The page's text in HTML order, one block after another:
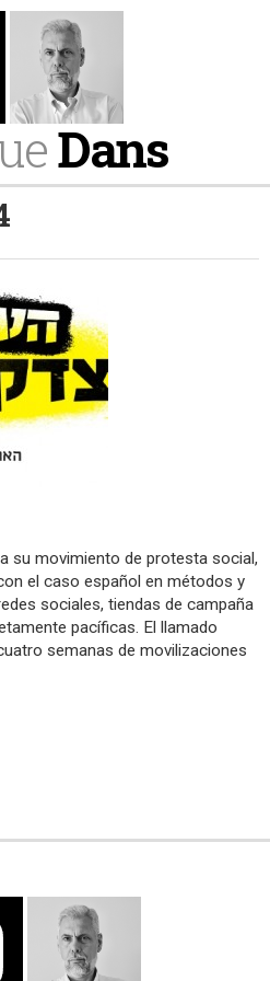
Dans
su movimiento de protesta social,
el caso español en métodos y
sociales, tiendas de campaña
pacíficas. El llamado
semanas de movilizaciones